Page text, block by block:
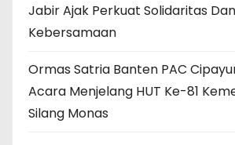
Jabir Ajak Perkuat Solidaritas Dan
Kebersamaan
Ormas Satria Banten PAC
Acara Menjelang HUT Ke-81
Silang Monas